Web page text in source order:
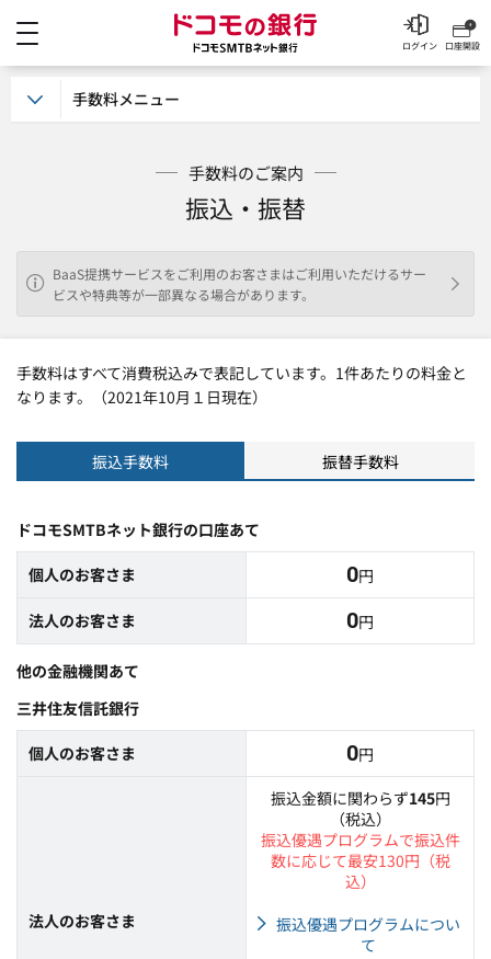
ドコモの銀行 ドコモ
口座開設
ログイン
手数料のご案内
振込・振替
BaaS提携サービスをご利用のお客さまはご利用いただけるサー
ビスや特典等が一部異なる場合があります。
手数料はすべて消費税込みで表記しています。1件あたりの料金と
なります。（2021年10月１日現在）
振込手数料 振替手数料
ドコモSMTBネット銀行の口座あて
個人のお客さま 0円
法人のお客さま 0円
他の金融機関あて
三井住友信託銀行
個人のお客さま 0円
法人のお客さま
振込金額に関わらず145円
（税込）
振込優遇プログラムで振込件
数に応じて最安130円（税
込）
振込優遇プログラムについ
て
手数料メニュー